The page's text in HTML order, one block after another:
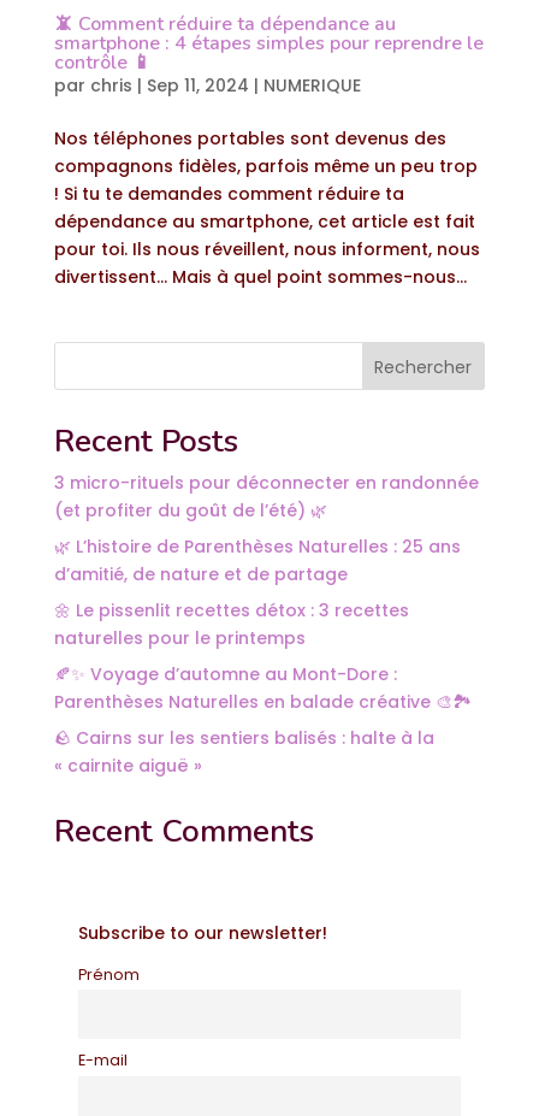
📵 Comment réduire ta dépendance au
smartphone : 4 étapes simples pour reprendre le
contrôle 📱
par chris | Sep 11, 2024 | NUMERIQUE
Nos téléphones portables sont devenus des
compagnons fidèles, parfois même un peu trop
! Si tu te demandes comment réduire ta
dépendance au smartphone, cet article est fait
pour toi. Ils nous réveillent, nous informent, nous
divertissent… Mais à quel point sommes-nous...
Rechercher
Recent Posts
3 micro-rituels pour déconnecter en randonnée
(et profiter du goût de l’été) 🌿
🌿 L’histoire de Parenthèses Naturelles : 25 ans
d’amitié, de nature et de partage
🌼 Le pissenlit recettes détox : 3 recettes
naturelles pour le printemps
🍂✨ Voyage d’automne au Mont-Dore :
Parenthèses Naturelles en balade créative 🎨🏞️
🪨 Cairns sur les sentiers balisés : halte à la
« cairnite aiguë »
Recent Comments
Subscribe to our newsletter!
Prénom
E-mail